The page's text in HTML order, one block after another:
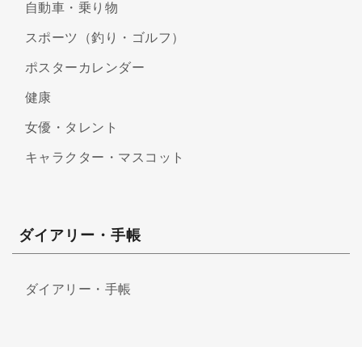
自動車・乗り物
スポーツ（釣り・ゴルフ）
ポスターカレンダー
健康
女優・タレント
キャラクター・マスコット
ダイアリー・手帳
ダイアリー・手帳